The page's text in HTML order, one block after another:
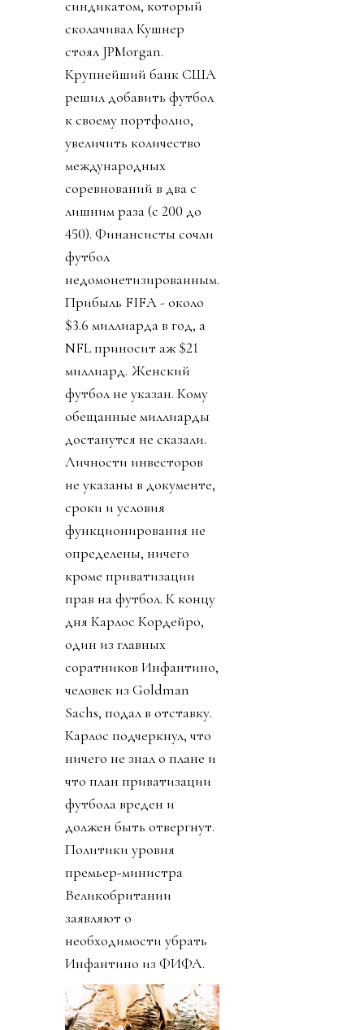
синдикатом, который
сколачивал Кушнер
стоял JPMorgan.
Крупнейший банк США
решил добавить футбол
к своему портфолио,
увеличить количество
международных
соревнований в два с
лишним раза (с 200 до
450). Финансисты сочли
футбол
недомонетизированным.
Прибыль FIFA - около
$3.6 миллиарда в год, а
NFL приносит аж $21
миллиард. Женский
футбол не указан. Кому
обещанные миллиарды
достанутся не сказали.
Личности инвесторов
не указаны в документе,
сроки и условия
функционирования не
определены, ничего
кроме приватизации
прав на футбол. К концу
дня Карлос Кордейро,
один из главных
соратников Инфантино,
человек из Goldman
Sachs, подал в отставку.
Карлос подчеркнул, что
ничего не знал о плане и
что план приватизации
футбола вреден и
должен быть отвергнут.
Политики уровня
премьер-министра
Великобритании
заявляют о
необходимости убрать
Инфантино из ФИФА.